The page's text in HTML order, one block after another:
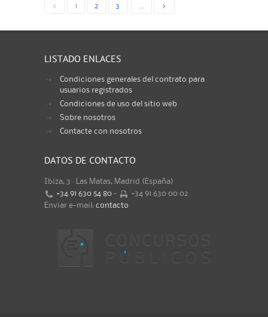
< 1 2 3 >
LISTADO ENLACES
Condiciones generales del contrato para
usuarios registrados
Condiciones de uso del sitio web
Sobre nosotros
Contacte con nosotros
DATOS DE CONTACTO
Ibiza, 3 · Las Matas, Madrid (España)
+34 91 630 54 80 -
+34 91 630 00 02
Enviar e-mail: contacto